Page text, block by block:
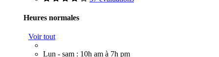
Heures normales
Voir tout
Lun - sam : 10h am à 7h pm